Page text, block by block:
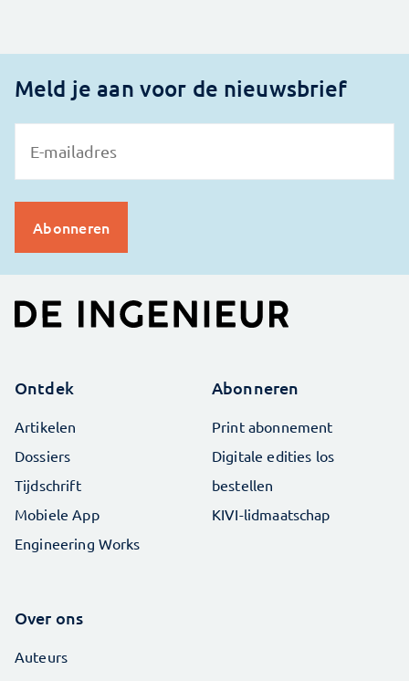
Meld je aan voor de nieuwsbrief
Ontdek
Artikelen
Dossiers
Tijdschrift
Mobiele App
Engineering Works
Abonneren
Print abonnement
Digitale edities los
bestellen
KIVI-lidmaatschap
Over ons
Auteurs